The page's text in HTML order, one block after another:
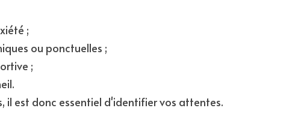
;
ou ponctuelles ;
;
il est donc essentiel d'identifier vos attentes.